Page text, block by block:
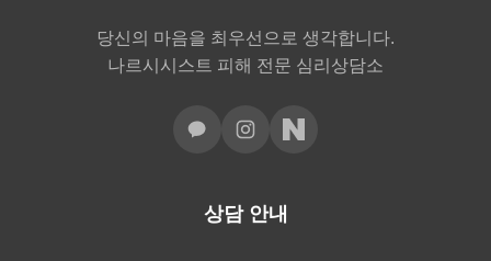
당신의 마음을 최우선으로 생각합니다.
나르시시스트 피해 전문 심리상담소
상담 안내